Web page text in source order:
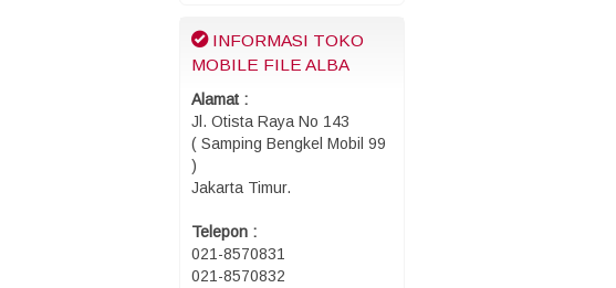
INFORMASI TOKO
MOBILE FILE ALBA
Alamat :
Jl. Otista Raya No 143
( Samping Bengkel Mobil 99
)
Jakarta Timur.
Telepon :
021-8570831
021-8570832